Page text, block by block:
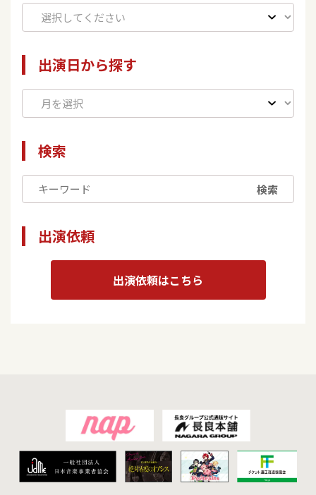
出演日から探す
検索
検索
出演依頼
出演依頼はこちら